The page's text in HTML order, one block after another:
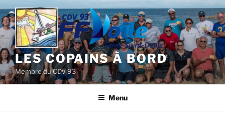
Aller
au
contenu
principal
LES COPAINS À BORD
Membre du CDV 93
Menu